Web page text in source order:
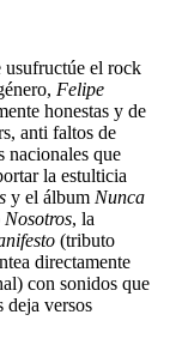
usufructúe el rock
Felipe
honestas y de
anti faltos de
nacionales que
la estulticia
y el álbum Nunca
Nosotros, la
(tributo
directamente
con sonidos que
deja versos